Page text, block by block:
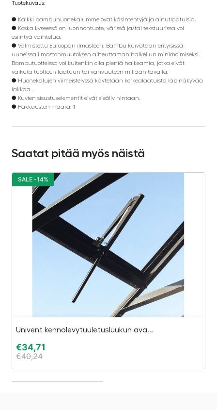
Tuotekuvaus:
● Kaikki bambuhuonekalumme ovat käsintehtyjä ja ainutlaatuisia.
● Koska kyseessä on luonnontuote, värissä ja/tai tekstuurissa voi
esiintyä vaihtelua.
● Valmistettu Euroopan ilmastoon. Bambu kuivataan erityisissä
uuneissa ilmastonmuutoksen aiheuttaman halkeilun minimoimiseksi.
Bambutuotteissa voi kuitenkin olla pieniä halkeamia, jotka eivät
vaikuta tuotteen laatuun tai vahvuuteen millään tavalla.
● Huonekalujen viimeistelyssä käytetään korkealaatuista läpinäkyvää
lakkaa.
● Kuvien sisustuselementit eivät sisälly hintaan.
● Pakkausten määrä: 1
Saatat pitää myös näistä
Univent kennolevytuuletusluukun ava...
€34,71
€40,24
SALE -14%